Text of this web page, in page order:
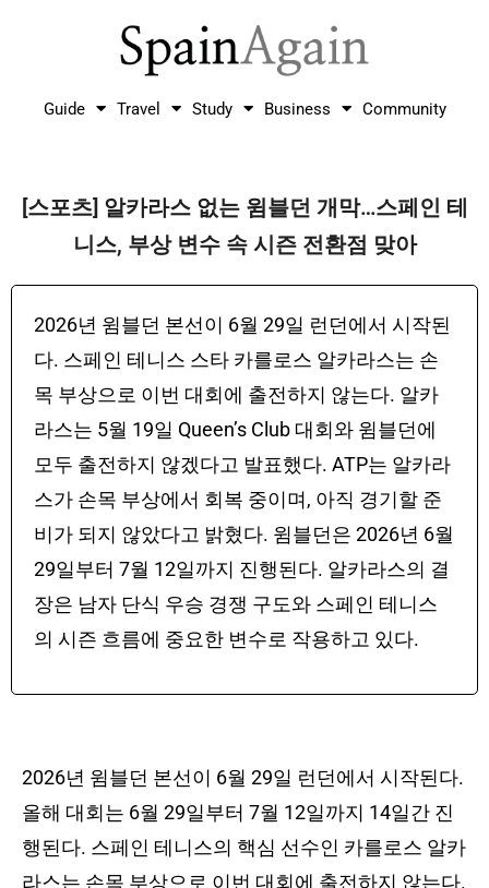
Guide Travel Study Business Community
[스포츠] 알카라스 없는 윔블던 개막…스페인 테
니스, 부상 변수 속 시즌 전환점 맞아
2026년 윔블던 본선이 6월 29일 런던에서 시작된
다. 스페인 테니스 스타 카를로스 알카라스는 손
목 부상으로 이번 대회에 출전하지 않는다. 알카
라스는 5월 19일 Queen’s Club 대회와 윔블던에
모두 출전하지 않겠다고 발표했다. ATP는 알카라
스가 손목 부상에서 회복 중이며, 아직 경기할 준
비가 되지 않았다고 밝혔다. 윔블던은 2026년 6월
29일부터 7월 12일까지 진행된다. 알카라스의 결
장은 남자 단식 우승 경쟁 구도와 스페인 테니스
의 시즌 흐름에 중요한 변수로 작용하고 있다.
2026년 윔블던 본선이 6월 29일 런던에서 시작된다.
올해 대회는 6월 29일부터 7월 12일까지 14일간 진
행된다. 스페인 테니스의 핵심 선수인 카를로스 알카
라스는 손목 부상으로 이번 대회에 출전하지 않는다.